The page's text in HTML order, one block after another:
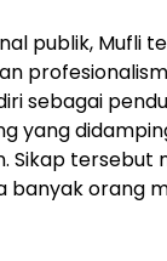
publik, Mufli
sebagai
yang
Sikap tersebut
banyak orang